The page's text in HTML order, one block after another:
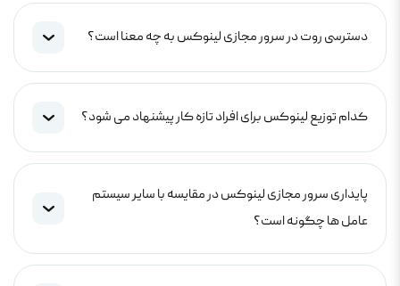
دسترسی روت در سرور مجازی لینوکس به چه معنا است؟
کدام توزیع لینوکس برای افراد تازه کار پیشنهاد می شود؟
پایداری سرور مجازی لینوکس در مقایسه با سایر سیستم
عامل ها چگونه است؟